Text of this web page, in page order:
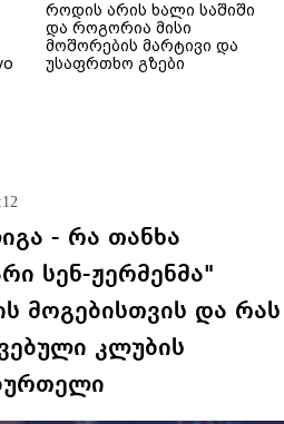
როდის არის ხალი საშიში
და როგორია მისი
მოშორების მარტივი და
უსაფრთხო გზები
- რა თანხა
სენ-ჟერმენმა"
მოგებისთვის და რას
კლუბის